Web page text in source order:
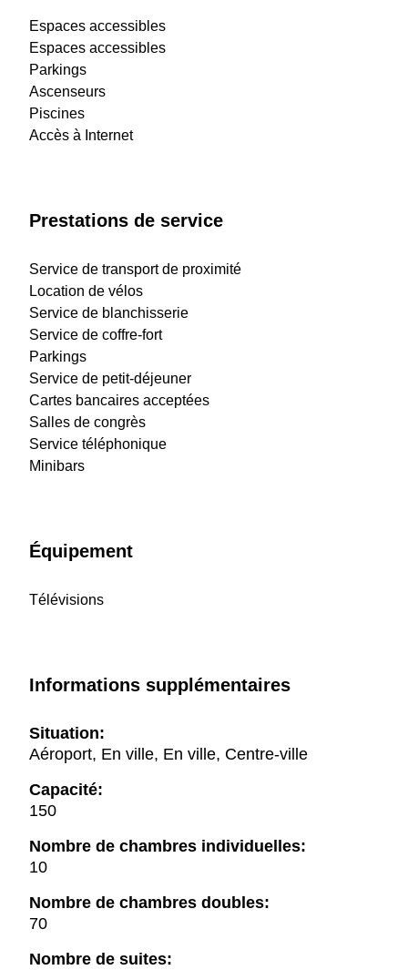
Espaces accessibles
Espaces accessibles
Parkings
Ascenseurs
Piscines
Accès à Internet
Prestations de service
Service de transport de proximité
Location de vélos
Service de blanchisserie
Service de coffre-fort
Parkings
Service de petit-déjeuner
Cartes bancaires acceptées
Salles de congrès
Service téléphonique
Minibars
Équipement
Télévisions
Informations supplémentaires
Situation:
Aéroport, En ville, En ville, Centre-ville
Capacité:
150
Nombre de chambres individuelles:
10
Nombre de chambres doubles:
70
Nombre de suites: